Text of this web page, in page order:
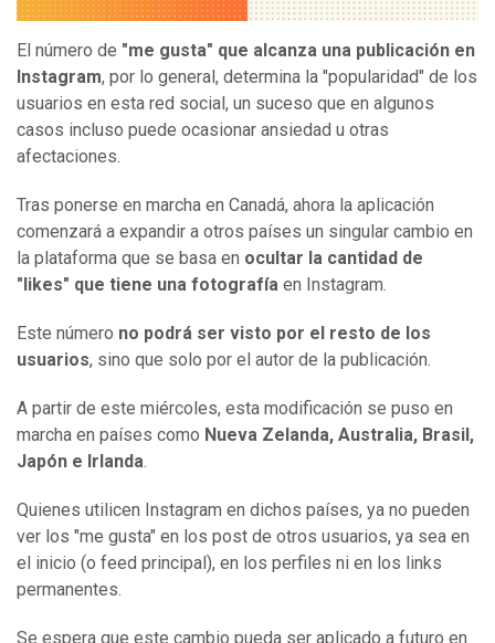
El número de "me gusta" que alcanza una publicación en
Instagram, por lo general, determina la "popularidad" de los
usuarios en esta red social, un suceso que en algunos
casos incluso puede ocasionar ansiedad u otras
afectaciones.
Tras ponerse en marcha en Canadá, ahora la aplicación
comenzará a expandir a otros países un singular cambio en
la plataforma que se basa en ocultar la cantidad de
"likes" que tiene una fotografía en Instagram.
Este número no podrá ser visto por el resto de los
usuarios, sino que solo por el autor de la publicación.
A partir de este miércoles, esta modificación se puso en
marcha en países como Nueva Zelanda, Australia, Brasil,
Japón e Irlanda.
Quienes utilicen Instagram en dichos países, ya no pueden
ver los "me gusta" en los post de otros usuarios, ya sea en
el inicio (o feed principal), en los perfiles ni en los links
permanentes.
Se espera que este cambio pueda ser aplicado a futuro en